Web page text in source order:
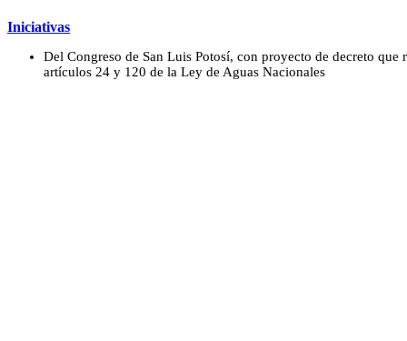
Iniciativas
Del Congreso de San Luis Potosí, con proyecto de decreto que
artículos 24 y 120 de la Ley de Aguas Nacionales